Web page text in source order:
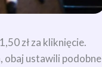
zł za kliknięcie.
obaj ustawili podobne